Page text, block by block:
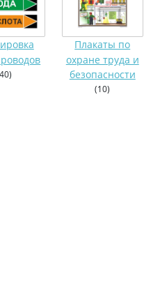
Плакаты по
охране труда и
безопасности
(10)